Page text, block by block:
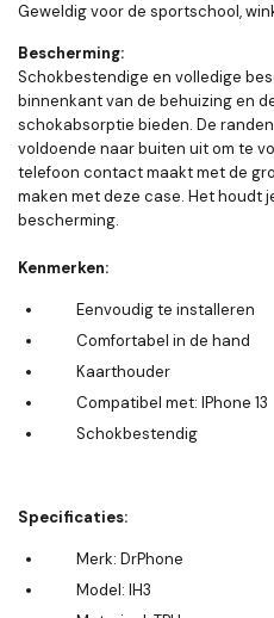
Geweldig voor de sportschool,
Bescherming:
Schokbestendige en volledige
binnenkant van de behuizing en
schokabsorptie bieden. De
voldoende naar buiten uit om te
telefoon contact maakt met de
maken met deze case. Het houdt
bescherming.
Kenmerken:
Eenvoudig te installeren
Comfortabel in de hand
Kaarthouder
Compatibel met: IPhone 13
Schokbestendig
Specificaties:
Merk: DrPhone
Model: IH3